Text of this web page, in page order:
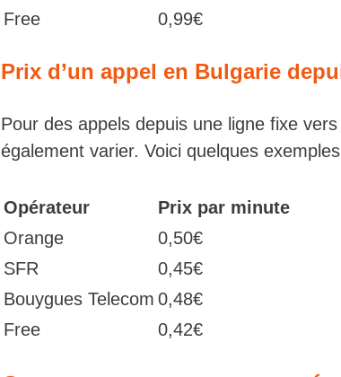
Free
0,99€
Prix d’un appel en Bulgarie
Pour des appels depuis une ligne fixe
également varier. Voici quelques
Opérateur
Prix par minute
Orange
0,50€
SFR
0,45€
Bouygues Telecom 0,48€
Free
0,42€